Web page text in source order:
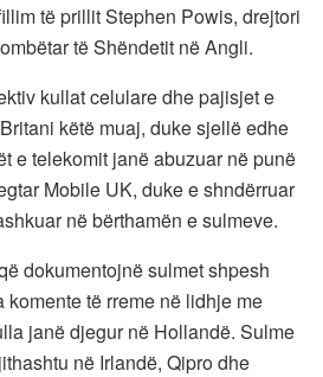
të prillit Stephen Powis, drejtori
të Shëndetit në Angli.
kullat celulare dhe pajisjet e
këtë muaj, duke sjellë edhe
e telekomit janë abuzuar në punë
Mobile UK, duke e shndërruar
në bërthamën e sulmeve.
dokumentojnë sulmet shpesh
komente të rreme në lidhje me
janë djegur në Hollandë. Sulme
në Irlandë, Qipro dhe